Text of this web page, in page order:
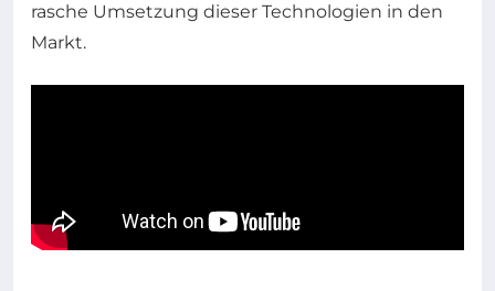
rasche Umsetzung dieser Technologien in den
Markt.